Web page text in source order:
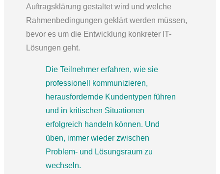
Auftragsklärung gestaltet wird und welche
Rahmenbedingungen geklärt werden müssen,
bevor es um die Entwicklung konkreter IT-
Lösungen geht.
Die Teilnehmer erfahren, wie sie
professionell kommunizieren,
herausfordernde Kundentypen führen
und in kritischen Situationen
erfolgreich handeln können. Und
üben, immer wieder zwischen
Problem- und Lösungsraum zu
wechseln.